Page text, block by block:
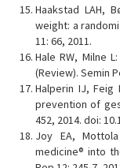
Haakstad LAH,
weight: a
11: 66, 2011.
Hale RW, Milne
(Review). Semin
Halperin IJ,
prevention of
452, 2014. doi:
Joy EA,
medicine® into